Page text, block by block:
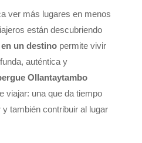
ver más lugares en menos
están descubriendo
un destinopermite vivir
auténtica y
Ollantaytambo
viajar: una que da tiempo
también contribuir al lugar